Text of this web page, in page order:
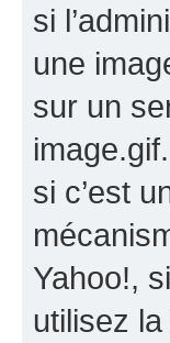
si
une
sur un
si c’est
Yahoo!,
utilisez